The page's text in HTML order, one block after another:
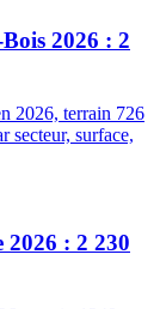
2026 : 2
2026, terrain 726
secteur, surface,
: 2 230